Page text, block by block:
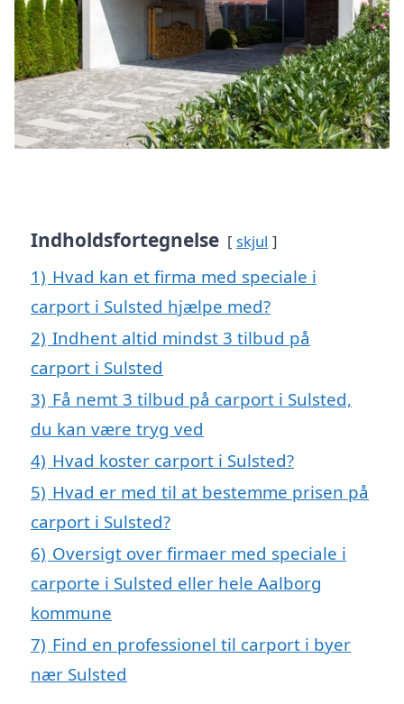
Indholdsfortegnelse skjul
1) Hvad kan et firma med speciale i
carport i Sulsted hjælpe med?
2) Indhent altid mindst 3 tilbud på
carport i Sulsted
3) Få nemt 3 tilbud på carport i Sulsted,
du kan være tryg ved
4) Hvad koster carport i Sulsted?
5) Hvad er med til at bestemme prisen på
carport i Sulsted?
6) Oversigt over firmaer med speciale i
carporte i Sulsted eller hele Aalborg
kommune
7) Find en professionel til carport i byer
nær Sulsted